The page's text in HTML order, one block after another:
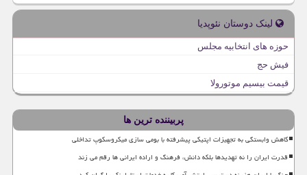
لینک دوستان نئوپدیا
حوزه های انتخابیه مجلس
فیش حج
قیمت بیسیم موتورولا
پربیننده ترین ها
کاهش وابستگی به تجهیزات اپتیکی پیشرفته با بومی سازی میکروسکوپ تداخلی
قدرت ایران را نه تهدیدها بلکه دانش، فرهنگ و اراده ایرانی ها رقم می زند